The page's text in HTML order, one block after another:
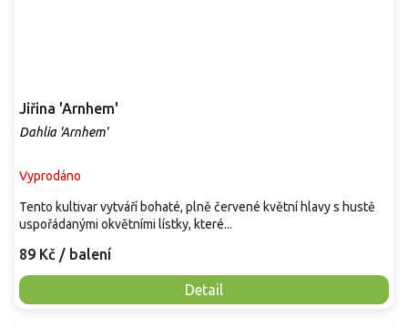
Jiřina 'Arnhem'
Dahlia 'Arnhem'
Vyprodáno
89 Kč / balení
Detail
Tento kultivar vytváří bohaté, plně červené květní hlavy s hustě
uspořádanými okvětními lístky, které...